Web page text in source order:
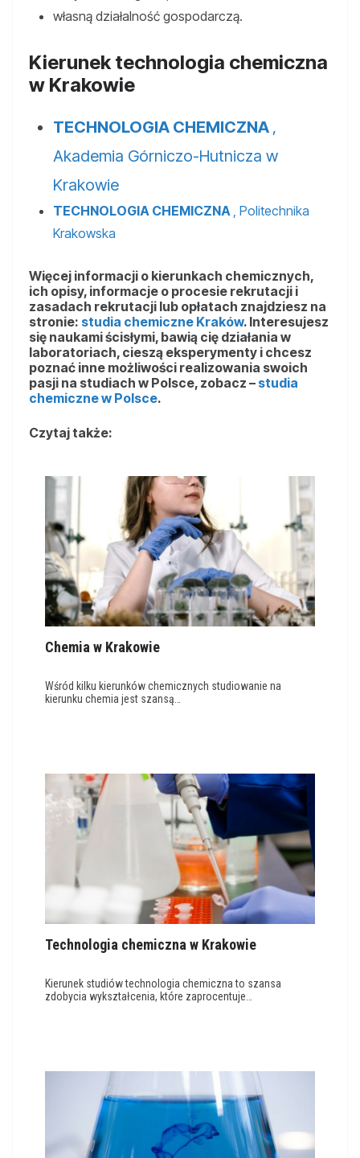
własną działalność gospodarczą.
Kierunek technologia chemiczna
w Krakowie
TECHNOLOGIA CHEMICZNA ,
Akademia Górniczo-Hutnicza w
Krakowie
TECHNOLOGIA CHEMICZNA , Politechnika
Krakowska
Więcej informacji o kierunkach chemicznych,
ich opisy, informacje o procesie rekrutacji i
zasadach rekrutacji lub opłatach znajdziesz na
stronie: studia chemiczne Kraków. Interesujesz
się naukami ścisłymi, bawią cię działania w
laboratoriach, cieszą eksperymenty i chcesz
poznać inne możliwości realizowania swoich
pasji na studiach w Polsce, zobacz – studia
chemiczne w Polsce.
Czytaj także:
Chemia w Krakowie
Wśród kilku kierunków chemicznych studiowanie na
kierunku chemia jest szansą…
Technologia chemiczna w Krakowie
Kierunek studiów technologia chemiczna to szansa
zdobycia wykształcenia, które zaprocentuje…